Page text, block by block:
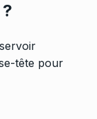
tête pour